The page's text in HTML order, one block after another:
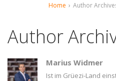
Home › Author
Author
Marius Widmer
Ist im Grüezi-Land